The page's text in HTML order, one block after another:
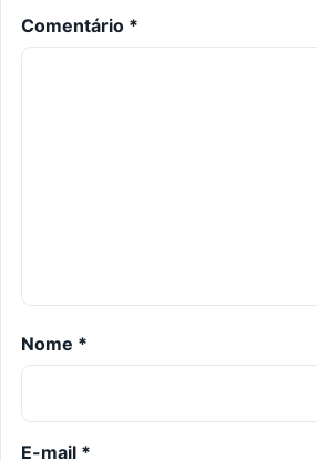
Comentário *
Nome *
E-mail *